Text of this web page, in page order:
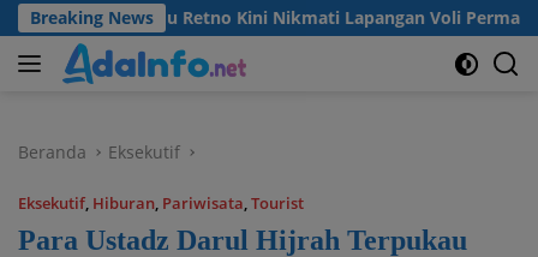
Langsung
ke
konten
Breaking News
Madu Retno Kini Nikmati Lapangan Voli Permanen Berkat
Beranda Eksekutif
Eksekutif, Hiburan, Pariwisata,Tourist
Para Ustadz Darul Hijrah Terpukau